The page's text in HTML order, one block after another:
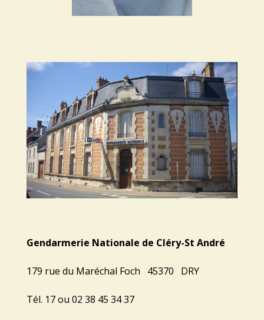
Gendarmerie Nationale de Cléry-St André
179 rue du Maréchal Foch 45370 DRY
Tél. 17 ou 02 38 45 34 37